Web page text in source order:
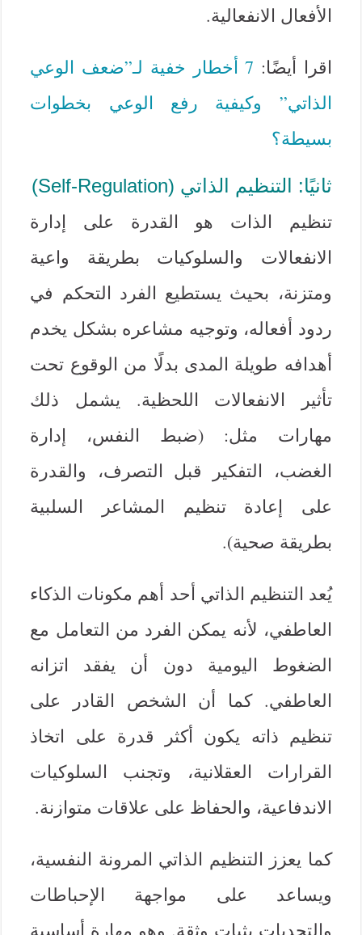
الأفعال الانفعالية.
اقرا أيضًا:
7 أخطار خفية لـ”ضعف الوعي
الذاتي” وكيفية رفع الوعي بخطوات
بسيطة؟
ثانيًا: التنظيم الذاتي (Self-Regulation)
تنظيم الذات هو القدرة على إدارة
الانفعالات والسلوكيات بطريقة واعية
ومتزنة، بحيث يستطيع الفرد التحكم في
ردود أفعاله، وتوجيه مشاعره بشكل يخدم
أهدافه طويلة المدى بدلًا من الوقوع تحت
تأثير الانفعالات اللحظية. يشمل ذلك
مهارات مثل: (ضبط النفس، إدارة
الغضب، التفكير قبل التصرف، والقدرة
على إعادة تنظيم المشاعر السلبية
بطريقة صحية).
يُعد التنظيم الذاتي أحد أهم مكونات الذكاء
العاطفي، لأنه يمكن الفرد من التعامل مع
الضغوط اليومية دون أن يفقد اتزانه
العاطفي. كما أن الشخص القادر على
تنظيم ذاته يكون أكثر قدرة على اتخاذ
القرارات العقلانية، وتجنب السلوكيات
الاندفاعية، والحفاظ على علاقات متوازنة.
كما يعزز التنظيم الذاتي المرونة النفسية،
ويساعد على مواجهة الإحباطات
والتحديات بثبات وثقة. وهو مهارة أساسية